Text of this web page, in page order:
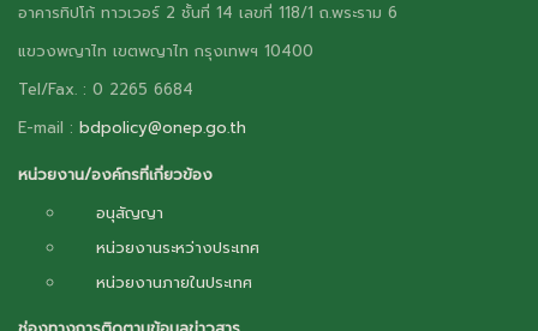
อาคารทิปโก้ ทาวเวอร์ 2 ชั้นที่ 14 เลขที่ 118/1 ถ.พระราม 6
แขวงพญาไท เขตพญาไท กรุงเทพฯ 10400
Tel/Fax. : 0 2265 6684
E-mail : bdpolicy@onep.go.th
หน่วยงาน/องค์กรที่เกี่ยวข้อง
อนุสัญญา
หน่วยงานระหว่างประเทศ
หน่วยงานภายในประเทศ